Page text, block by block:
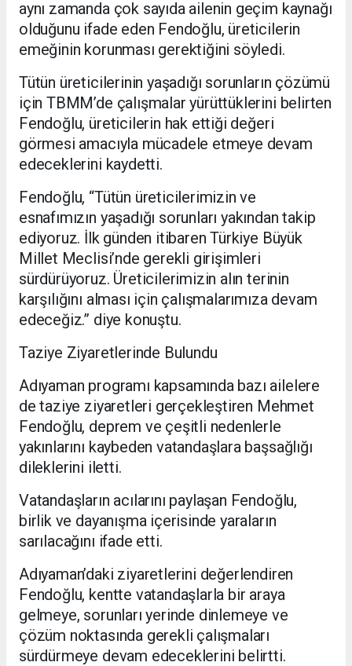
aynı zamanda çok sayıda ailenin geçim kaynağı
olduğunu ifade eden Fendoğlu, üreticilerin
emeğinin korunması gerektiğini söyledi.
Tütün üreticilerinin yaşadığı sorunların çözümü
için TBMM’de çalışmalar yürüttüklerini belirten
Fendoğlu, üreticilerin hak ettiği değeri
görmesi amacıyla mücadele etmeye devam
edeceklerini kaydetti.
Fendoğlu, “Tütün üreticilerimizin ve
esnafımızın yaşadığı sorunları yakından takip
ediyoruz. İlk günden itibaren Türkiye Büyük
Millet Meclisi’nde gerekli girişimleri
sürdürüyoruz. Üreticilerimizin alın terinin
karşılığını alması için çalışmalarımıza devam
edeceğiz.” diye konuştu.
Taziye Ziyaretlerinde Bulundu
Adıyaman programı kapsamında bazı ailelere
de taziye ziyaretleri gerçekleştiren Mehmet
Fendoğlu, deprem ve çeşitli nedenlerle
yakınlarını kaybeden vatandaşlara başsağlığı
dileklerini iletti.
Vatandaşların acılarını paylaşan Fendoğlu,
birlik ve dayanışma içerisinde yaraların
sarılacağını ifade etti.
Adıyaman’daki ziyaretlerini değerlendiren
Fendoğlu, kentte vatandaşlarla bir araya
gelmeye, sorunları yerinde dinlemeye ve
çözüm noktasında gerekli çalışmaları
sürdürmeye devam edeceklerini belirtti.